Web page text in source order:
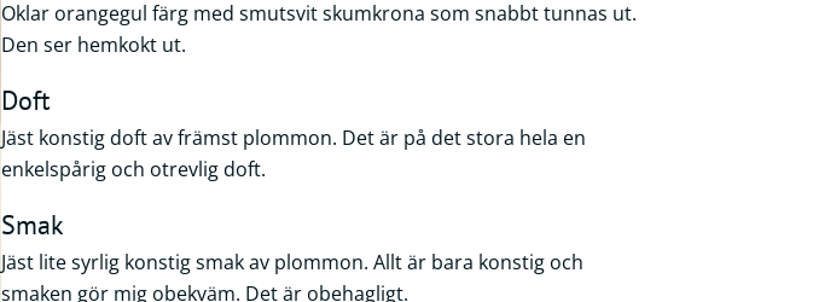
Oklar orangegul färg med smutsvit skumkrona som snabbt tunnas ut.
Den ser hemkokt ut.
Doft
Jäst konstig doft av främst plommon. Det är på det stora hela en
enkelspårig och otrevlig doft.
Smak
Jäst lite syrlig konstig smak av plommon. Allt är bara konstig och
smaken gör mig obekväm. Det är obehagligt.